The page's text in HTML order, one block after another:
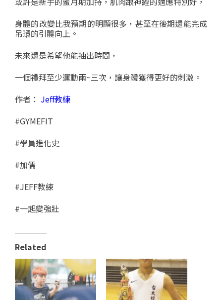
身體的改變比我預期的明顯很多，甚至在後期還能完成
吊環的引體向上。
未來還是希望他能抽出時間，
一個禮拜至少運動兩~三次，讓身體獲得更好的刺激。
作者： Jeff教練
#GYMEFIT
#學員進化史
#加儒
#JEFF教練
#一起變強壯
Related